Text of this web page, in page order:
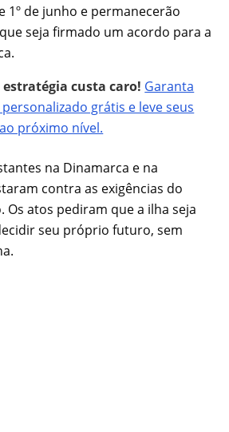
1º de junho e permanecerão
seja firmado um acordo para a
custa caro! Garanta
grátis e leve seus
próximo nível.
na Dinamarca e na
contra as exigências do
Os atos pediram que a ilha seja
seu próprio futuro, sem